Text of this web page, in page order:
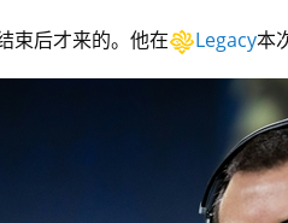
束后才来的。他在 Legacy本